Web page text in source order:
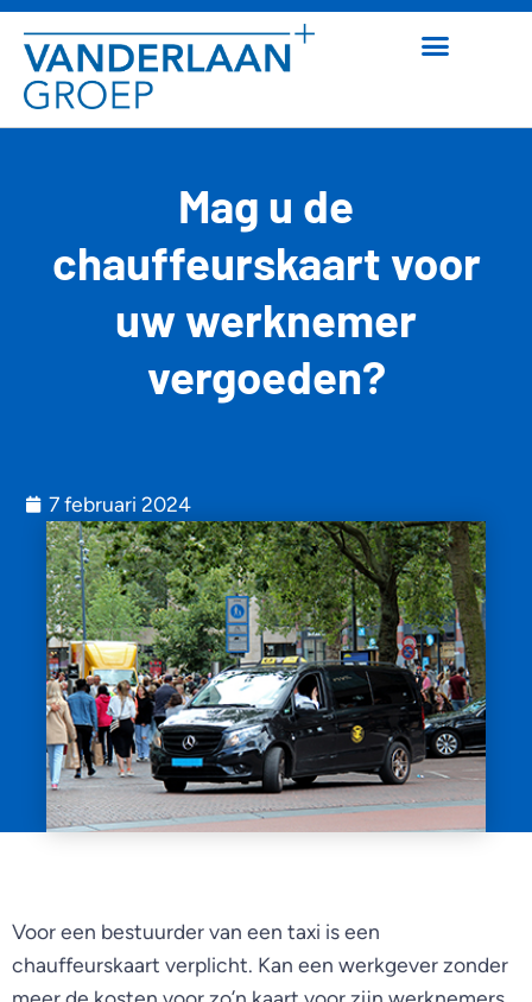
Mag u de
chauffeurskaart voor
uw werknemer
vergoeden?
7 februari 2024
Voor een bestuurder van een taxi is een
chauffeurskaart verplicht. Kan een werkgever zonder